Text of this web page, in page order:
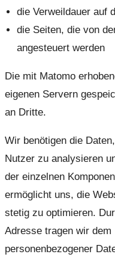
die Verweildauer auf
die Seiten, die von
angesteuert werden
Die mit Matomo
eigenen Servern
an Dritte.
Wir benötigen die
Nutzer zu analysieren
der einzelnen
ermöglicht uns, die
stetig zu optimieren.
Adresse tragen wir
personenbezogener